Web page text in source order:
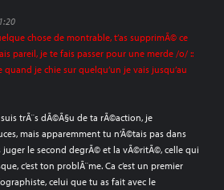
chose de montrable, t’as supprimÃ© ce
pareil, je te fais passer pour une merde /o/ ::
quand je chie sur quelqu’un je vais jusqu’au
trÃ¨s dÃ©Ã§u de ta rÃ©action, je
mais apparemment tu n’Ã©tais pas dans
juger le second degrÃ© et la vÃ©ritÃ©, celle qui
c’est ton problÃ¨me. Ca c’est un premier
celui que tu as fait avec le